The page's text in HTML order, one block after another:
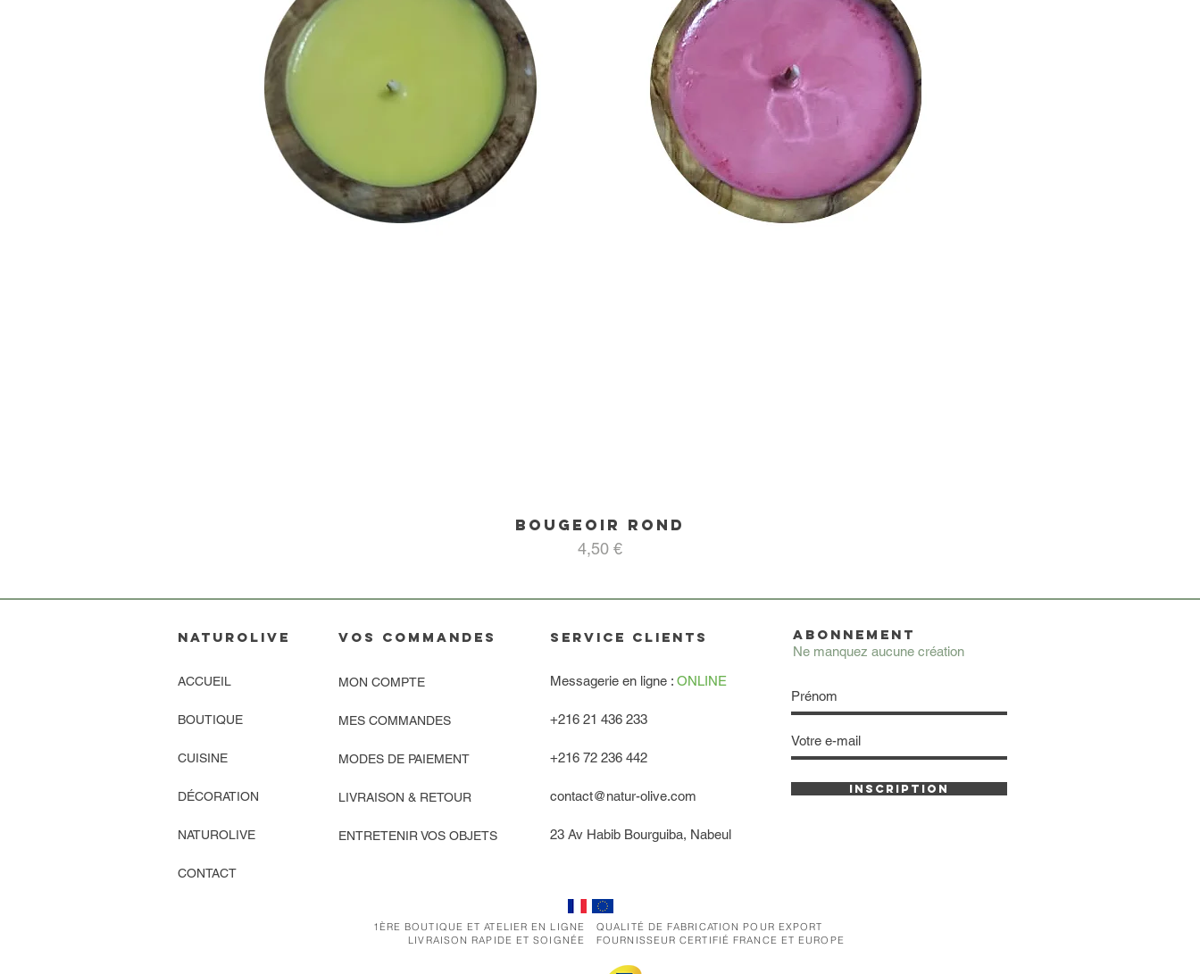
Aperçu rapide
Bougeoir rond
Prix
4,50 €
NATUROLIVE
ACCUEIL
BOUTIQUE
CUISINE
DÉCORATION
NATUROLIVE
CONTACT
vos COMMANDES service clients
MON COMPTE
MES COMMANDES
MODES DE PAIEMENT
LIVRAISON & RETOUR
ENTRETENIR VOS OBJETS
Messagerie en ligne : ONLINE
+216 21 436 233
+216 72 236 442
contact@natur-olive.com
23 Av Habib Bourguiba, Nabeul
ABONNEMENT
Ne manquez aucune création
INSCRIPTION
1ÈRE BOUTIQUE ET ATELIER EN LIGNE
LIVRAISON RAPIDE ET SOIGNÉE
QUALITÉ DE FABRICATION POUR EXPORT
FOURNISSEUR CERTIFIÉ FRANCE ET EUROPE